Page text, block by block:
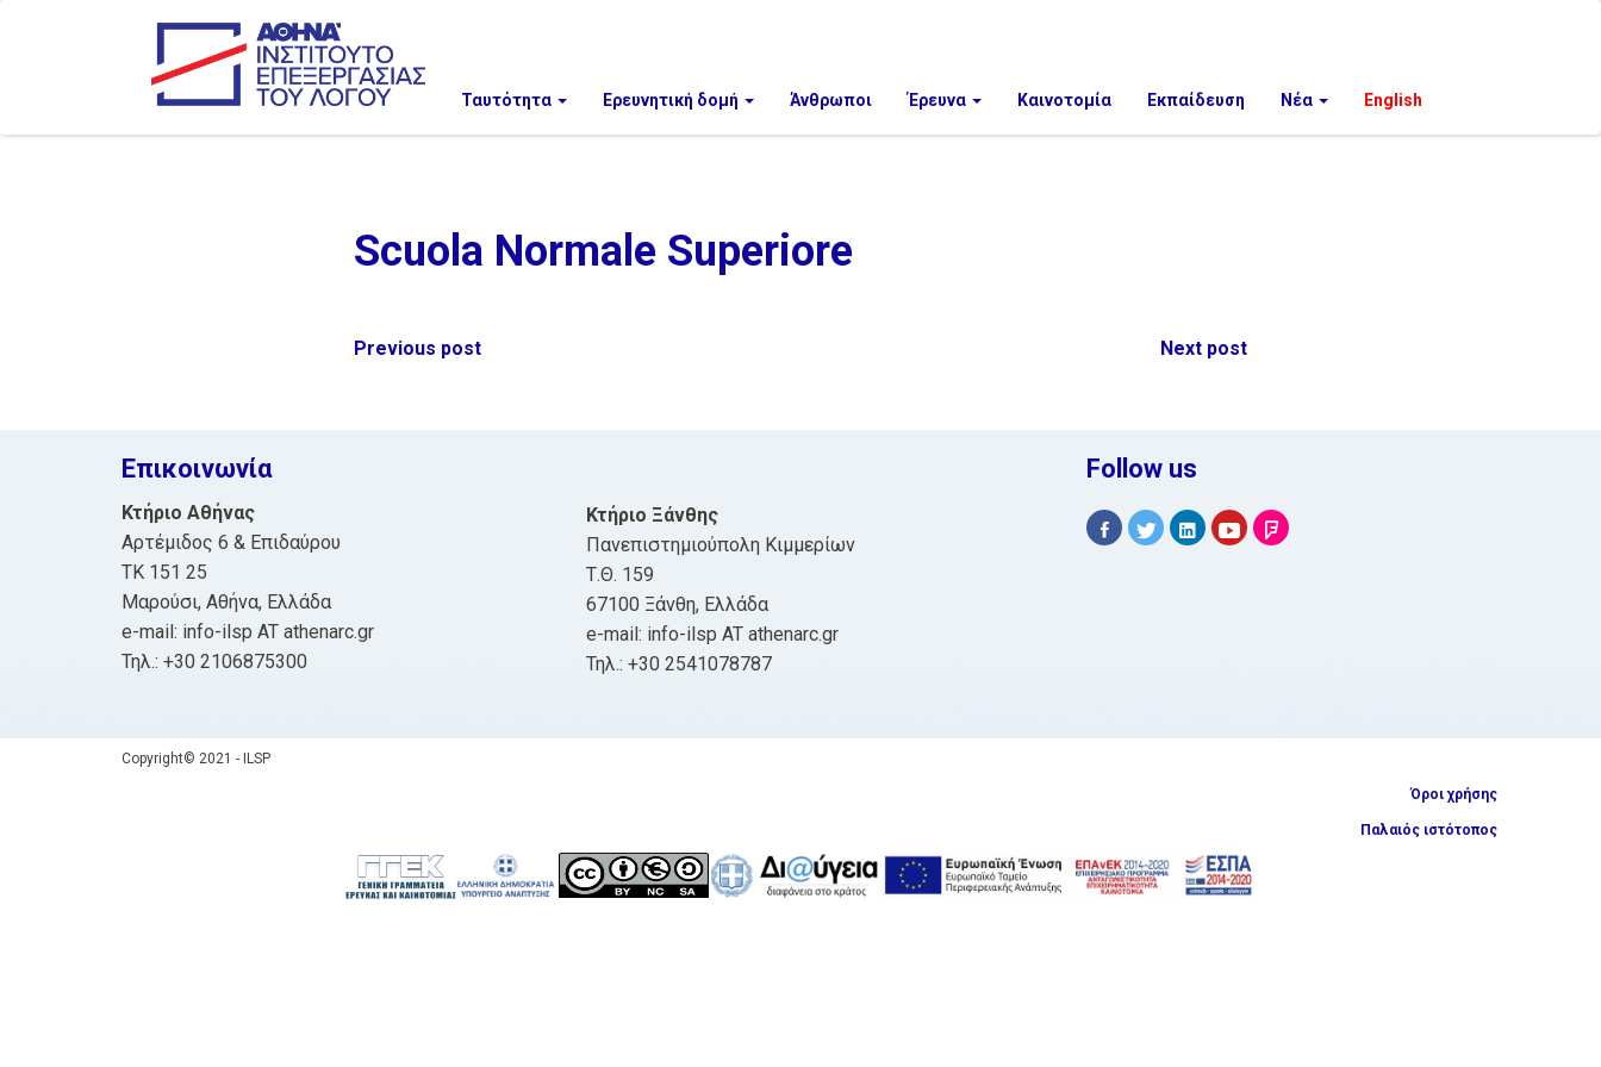
Ταυτότητα Ερευνητική δομή Άνθρωποι Έρευνα Καινοτομία Εκπαίδευση Νέα English
Scuola Normale Superiore
Post
Previous post Next post
Επικοινωνία
Κτήριο Αθήνας
Αρτέμιδος 6 & Επιδαύρου
ΤΚ 151 25
Μαρούσι, Αθήνα, Ελλάδα
e-mail: info-ilsp AT athenarc.gr
Τηλ.: +30 2106875300
Κτήριο Ξάνθης
Πανεπιστημιούπολη Κιμμερίων
Τ.Θ. 159
67100 Ξάνθη, Ελλάδα
e-mail: info-ilsp AT athenarc.gr
Τηλ.: +30 2541078787
Follow us
Copyright© 2021 - ILSP
Όροι χρήσης
Παλαιός ιστότοπος